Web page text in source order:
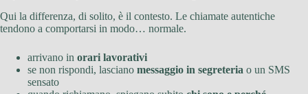
Qui la differenza, di solito, è il contesto. Le chiamate autentiche
tendono a comportarsi in modo… normale.
arrivano in orari lavorativi
se non rispondi, lasciano messaggio in segreteria o un SMS
sensato